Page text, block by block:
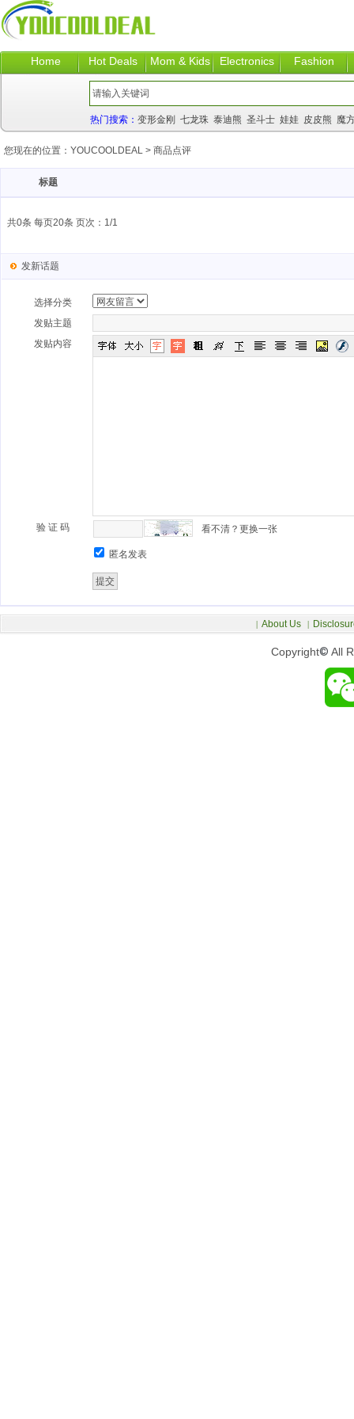
Home Hot Deals Mom & Kids Electronics Fashion
热门搜索： 变形金刚 七龙珠 泰迪熊 圣斗士 娃娃 皮皮熊 魔
您现在的位置： YOUCOOLDEAL > 商品点评
标题
共0条 每页20条 页次：1/1
发新话题
选择分类
发贴主题
发贴内容
验 证 码 看不清？更换一张
匿名发表
Copyright© All
| About Us |